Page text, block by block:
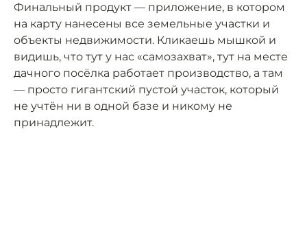
Финальный продукт — приложение, в котором
на карту нанесены все земельные участки и
объекты недвижимости. Кликаешь мышкой и
видишь, что тут у нас «самозахват», тут на месте
дачного посёлка работает производство, а там
— просто гигантский пустой участок, который
не учтён ни в одной базе и никому не
принадлежит.